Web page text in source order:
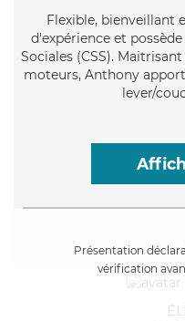
Flexible, bienveillant
d'expérience et
Sociales (CSS).
moteurs, Anthony
lever/
Présentation
vérification